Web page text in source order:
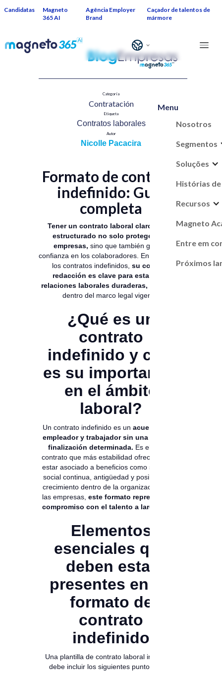
Candidatas
Magneto
365 AI
Agência Employer
Brand
Caçador de talentos de
mármore
Menu
Nosotros
Segmentos
Soluções
Histórias de
Recursos
Magneto
Entre em
Próximos
Categoría
Contratación​
Etiqueta
Contratos laborales​
Autor
Nicolle Pacacira
Formato de contrato
indefinido: Guía
completa
Tener un contrato laboral claro y bien
estructurado no solo protege a las
empresas, sino que también genera
confianza en los colaboradores. En el caso de
los contratos indefinidos, su correcta
redacción es clave para establecer
relaciones laborales duraderas,
dentro del marco legal vigente.
¿Qué es un
contrato
indefinido y cuál
es su importancia
en el ámbito
laboral?
Un contrato indefinido es un acuerdo entre
empleador y trabajador sin una fecha de
finalización determinada. Es el tipo de
contrato que más estabilidad ofrece, y suele
estar asociado a beneficios como seguridad
social continua, antigüedad y posibilidad de
crecimiento dentro de la organización. Para
las empresas, este formato representa un
compromiso con el talento a largo plazo.
Elementos
esenciales que
deben estar
presentes en un
formato de
contrato
indefinido
Una plantilla de contrato laboral indefinido
debe incluir los siguientes puntos clave: